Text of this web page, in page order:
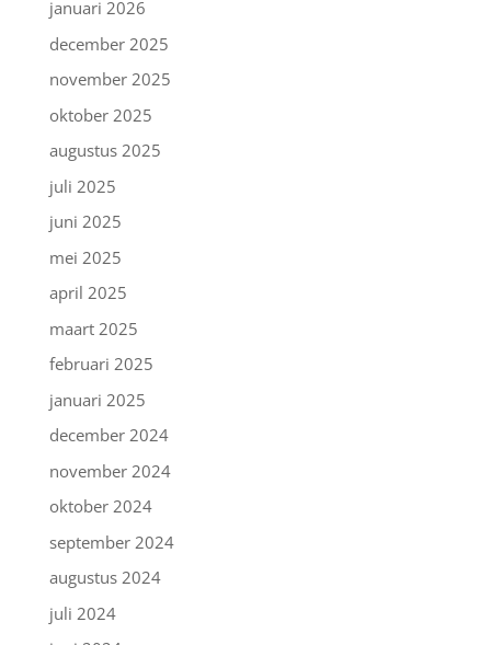
januari 2026
december 2025
november 2025
oktober 2025
augustus 2025
juli 2025
juni 2025
mei 2025
april 2025
maart 2025
februari 2025
januari 2025
december 2024
november 2024
oktober 2024
september 2024
augustus 2024
juli 2024